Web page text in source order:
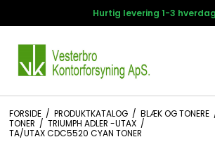
Hurtig levering 1-3
FORSIDE / PRODUKTKATALOG / BLÆK OG TONERE
TONER / TRIUMPH ADLER -UTAX /
TA/UTAX CDC5520 CYAN TONER